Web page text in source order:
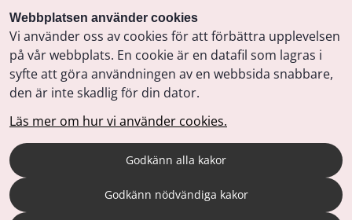
Webbplatsen använder cookies
Vi använder oss av cookies för att förbättra upplevelsen
på vår webbplats. En cookie är en datafil som lagras i
syfte att göra användningen av en webbsida snabbare,
den är inte skadlig för din dator.
Läs mer om hur vi använder cookies.
Godkänn alla kakor
Godkänn nödvändiga kakor